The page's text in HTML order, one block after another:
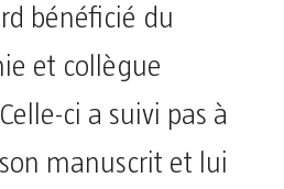
bénéficié du
et collègue
ci a suivi pas à
manuscrit et lui